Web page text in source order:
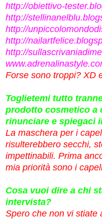
http://obiettivo-
http://
http://
http://
http://
Forse sono troppi? XD
Toglietemi tutto
prodotto cosmetico a
rinunciare e spiegaci
La maschera per i
risulterebbero secchi,
impettinabili. Prima
mia priorità sono i
Cosa vuoi dire a chi
intervista?
Spero che non vi stiate